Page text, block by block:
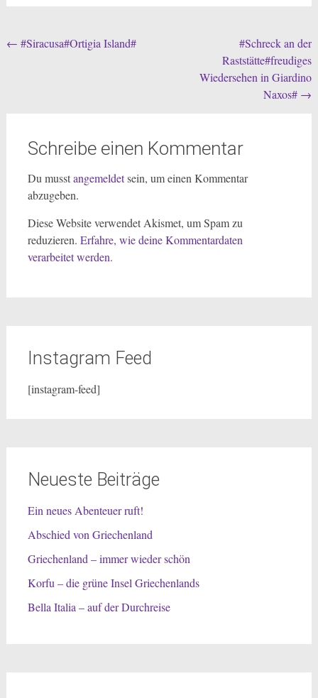
Post
← #Siracusa#Ortigia Island#
#Schreck an der
Raststätte#freudiges
Wiedersehen in Giardino
Naxos# →
Schreibe einen Kommentar
Du musstangemeldetsein, um einen Kommentar
abzugeben.
Diese Website verwendet Akismet, um Spam zu
reduzieren. Erfahre, wie deine Kommentardaten
verarbeitet werden.
Instagram Feed
[instagram-feed]
Neueste Beiträge
Ein neues Abenteuer ruft!
Abschied von Griechenland
Griechenland – immer wieder schön
Korfu – die grüne Insel Griechenlands
Bella Italia – auf der Durchreise